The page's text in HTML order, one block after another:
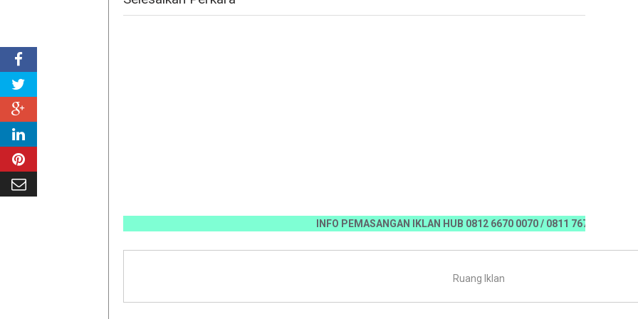
INFO PEMASANGAN IKLAN HUB 0812 6670 0070 / 0811 7673 35,
Ruang Iklan